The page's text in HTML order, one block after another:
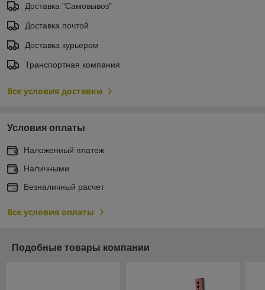
Доставка "Самовывоз"
Доставка почтой
Доставка курьером
Транспортная компания
Все условия доставки
Условия оплаты
Наложенный платеж
Наличными
Безналичный расчет
Все условия оплаты
Подобные товары компании